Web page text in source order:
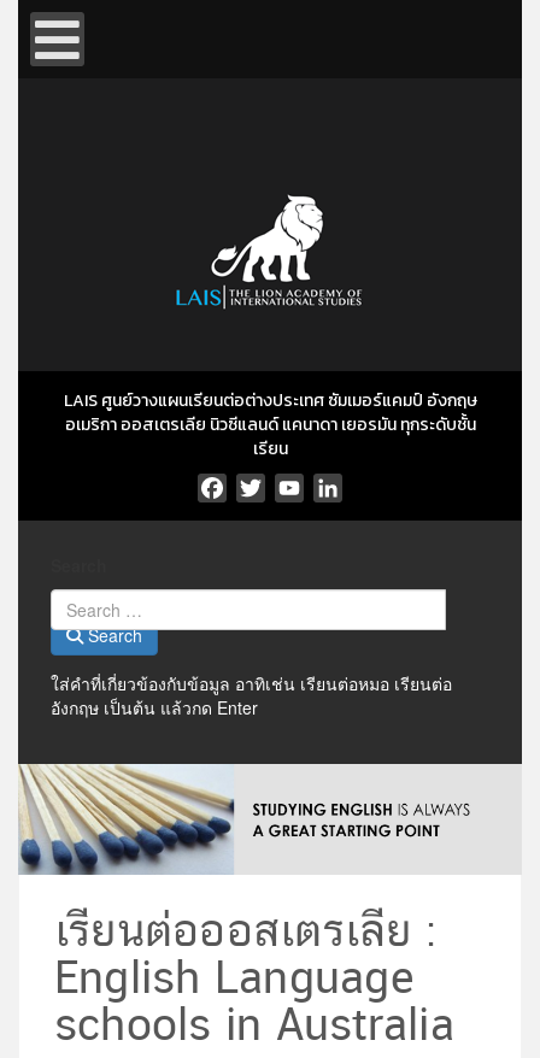
LAIS ศูนย์วางแผนเรียนต่อต่างประเทศ ซัมเมอร์แคมป์ อังกฤษ
อเมริกา ออสเตรเลีย นิวซีแลนด์ แคนาดา เยอรมัน ทุกระดับชั้น
เรียน
Facebook
TwitterYouTubeLinkedIn
Search
ใส่คำที่เกี่ยวข้องกับข้อมูล อาทิเช่น เรียนต่อหมอ เรียนต่อ
อังกฤษ เป็นต้น แล้วกด Enter
เรียนต่อออสเตรเลีย :
English Language
schools in Australia